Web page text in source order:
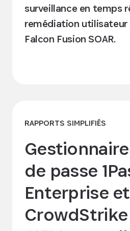
surveillance en temps
remédiation utilisateur
Falcon Fusion SOAR.
RAPPORTS SIMPLIFIÉS
de passe
Enterprise et